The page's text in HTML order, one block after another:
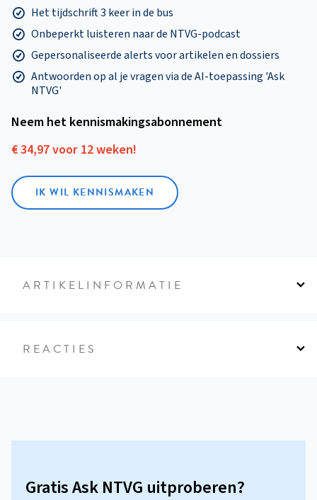
Het tijdschrift 3 keer in de bus
Onbeperkt luisteren naar de NTVG-podcast
Gepersonaliseerde alerts voor artikelen en dossiers
Antwoorden op al je vragen via de AI-toepassing 'Ask
NTVG'
Neem het kennismakings­abonnement
€ 34,97 voor 12 weken!
IK WIL KENNISMAKEN
ARTIKELINFORMATIE
REACTIES
Gratis Ask NTVG uitproberen?